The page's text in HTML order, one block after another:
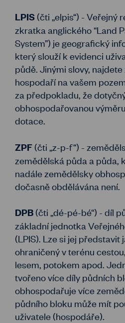
LPIS(čti „elpis“) - Veřejný
zkratka anglického “Land
System”) je geografický
který slouží k evidenci
půdě. Jinými slovy,
hospodaří na vašem
za předpokladu, že
obhospodařovanou
dotace.
ZPF(čti „z-p-f“) -
zemědělská půda a půda,
nadále zemědělsky
dočasně obdělávána není.
DPB(čti „dé-pé-bé“) - díl
základní jednotka
(LPIS). Lze si jej představit
ohraničený v terénu
lesem, potokem apod.
tvořeno více díly půdních
obhospodařuje více
půdního bloku může mít
uživatele (hospodáře).